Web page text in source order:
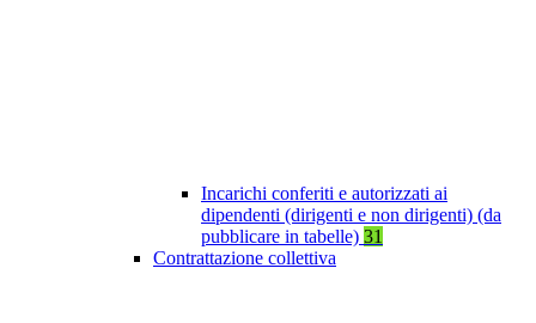
Incarichi conferiti e autorizzati ai
dipendenti (dirigenti e non dirigenti) (da
pubblicare in tabelle) 31
Contrattazione collettiva